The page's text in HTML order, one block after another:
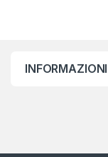
INFORMAZIONI